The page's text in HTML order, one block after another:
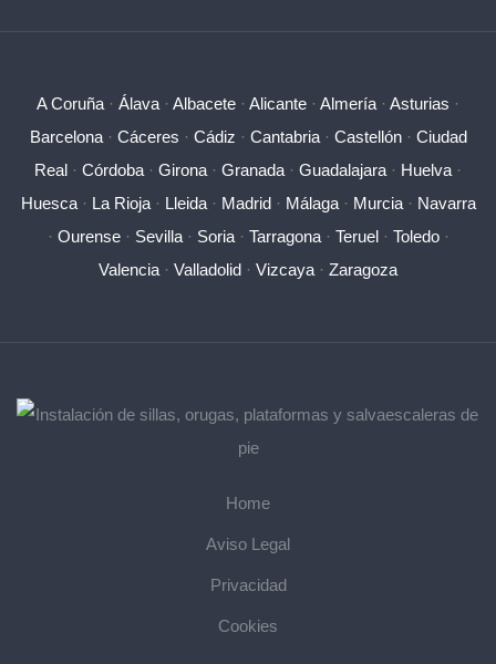
A Coruña · Álava · Albacete · Alicante · Almería · Asturias ·
Barcelona· Cáceres · Cádiz · Cantabria· Castellón· Ciudad
Real · Córdoba · Girona · Granada · Guadalajara · Huelva ·
Huesca· La Rioja· Lleida· Madrid· Málaga· Murcia· Navarra
· Ourense· Sevilla· Soria· Tarragona· Teruel· Toledo·
Valencia · Valladolid · Vizcaya · Zaragoza
Home
Aviso Legal
Privacidad
Cookies